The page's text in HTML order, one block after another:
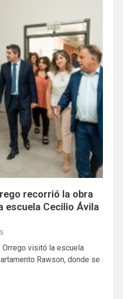
recorrió la obra
escuela Cecilio Ávila
Orrego visitó la escuela
Rawson, donde se